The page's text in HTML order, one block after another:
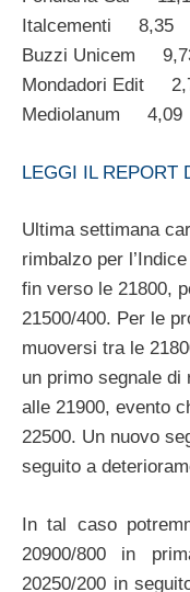
Italcementi
Buzzi Unicem
Mondadori Edit
Mediolanum
LEGGI IL REPORT
Ultima settimana
rimbalzo per
fin verso le 21800,
21500/400. Per le
muoversi tra le
un primo segnale
alle 21900, evento
22500. Un nuovo
seguito a
In tal caso
20900/800 in
20250/200 in